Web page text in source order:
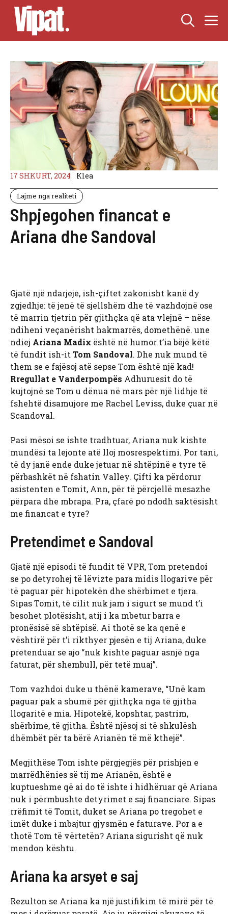
Skip
content
17 SHKURT, 2024 Klea
Lajme nga realiteti
Shpjegohen financat e
Ariana dhe Sandoval
Gjatë një ndarjeje, ish-çiftet zakonisht kanë dy
zgjedhje: të jenë të sjellshëm dhe të vazhdojnë ose
të marrin tjetrin për gjithçka që ata vlejnë – nëse
ndiheni veçanërisht hakmarrës, domethënë. une
ndiej Ariana Madix është në humor t’ia bëjë këtë
të fundit ish-it Tom Sandoval. Dhe nuk mund të
them se e fajësoj atë sepse Tom është një kad!
Rregullat e Vanderpompës Adhuruesit do të
kujtojnë se Tom u dënua në mars për një lidhje të
fshehtë disamujore me Rachel Leviss, duke çuar në
Scandoval.
Pasi mësoi se ishte tradhtuar, Ariana nuk kishte
mundësi ta lejonte atë lloj mosrespektimi. Por tani,
të dy janë ende duke jetuar në shtëpinë e tyre të
përbashkët në fshatin Valley. Çifti ka përdorur
asistenten e Tomit, Ann, për të përcjellë mesazhe
përpara dhe mbrapa. Pra, çfarë po ndodh saktësisht
me financat e tyre?
Pretendimet e Sandoval
Gjatë një episodi të fundit të VPR, Tom pretendoi
se po detyrohej të lëvizte para midis llogarive për
të paguar për hipotekën dhe shërbimet e tjera.
Sipas Tomit, të cilit nuk jam i sigurt se mund t’i
besohet plotësisht, atij i ka mbetur barra e
pronësisë së shtëpisë. Ai thotë se ka qenë e
vështirë për t’i rikthyer pjesën e tij Ariana, duke
pretenduar se ajo “nuk kishte paguar asnjë nga
faturat, për shembull, për tetë muaj”.
Tom vazhdoi duke u thënë kamerave, “Unë kam
paguar pak a shumë për gjithçka nga të gjitha
llogaritë e mia. Hipotekë, kopshtar, pastrim,
shërbime, të gjitha. Është njësoj si të shkulësh
dhëmbët për ta bërë Arianën të më kthejë”.
Megjithëse Tom ishte përgjegjës për prishjen e
marrëdhënies së tij me Arianën, është e
kuptueshme që ai do të ishte i hidhëruar që Ariana
nuk i përmbushte detyrimet e saj financiare. Sipas
rrëfimit të Tomit, duket se Ariana po tregohet e
imët duke i mbajtur gjysmën e faturave. Por a e
thotë Tom të vërtetën? Ariana sigurisht që nuk
mendon kështu.
Ariana ka arsyet e saj
Rezulton se Ariana ka një justifikim të mirë për të